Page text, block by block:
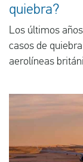
quiebra?
Los últimos
casos de
aerolíneas
Air Germany y
principios de
declararon en
mayores
también se